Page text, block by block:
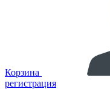
Корзина
регистрация